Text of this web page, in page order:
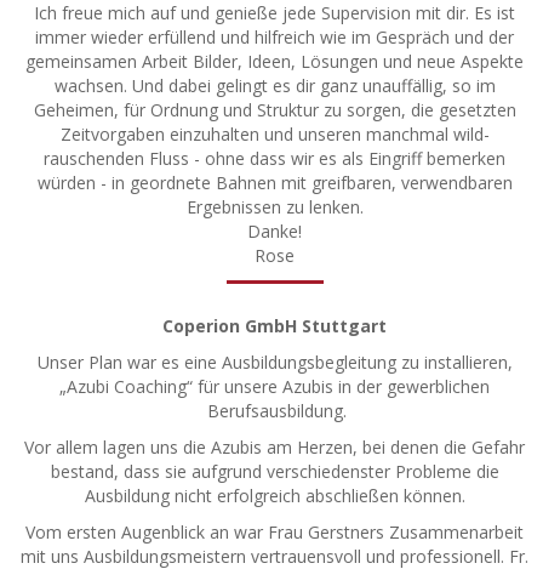
Ich freue mich auf und genieße jede Supervision mit dir. Es ist
immer wieder erfüllend und hilfreich wie im Gespräch und der
gemeinsamen Arbeit Bilder, Ideen, Lösungen und neue Aspekte
wachsen. Und dabei gelingt es dir ganz unauffällig, so im
Geheimen, für Ordnung und Struktur zu sorgen, die gesetzten
Zeitvorgaben einzuhalten und unseren manchmal wild-
rauschenden Fluss - ohne dass wir es als Eingriff bemerken
würden - in geordnete Bahnen mit greifbaren, verwendbaren
Ergebnissen zu lenken.
Danke!
Rose​
Coperion GmbH Stuttgart
Unser Plan war es eine Ausbildungsbegleitung zu installieren,
„Azubi Coaching“ für unsere Azubis in der gewerblichen
Berufsausbildung.
Vor allem lagen uns die Azubis am Herzen, bei denen die Gefahr
bestand, dass sie aufgrund verschiedenster Probleme die
Ausbildung nicht erfolgreich abschließen können.
Vom ersten Augenblick an war Frau Gerstners Zusammenarbeit
mit uns Ausbildungsmeistern vertrauensvoll und professionell. Fr.